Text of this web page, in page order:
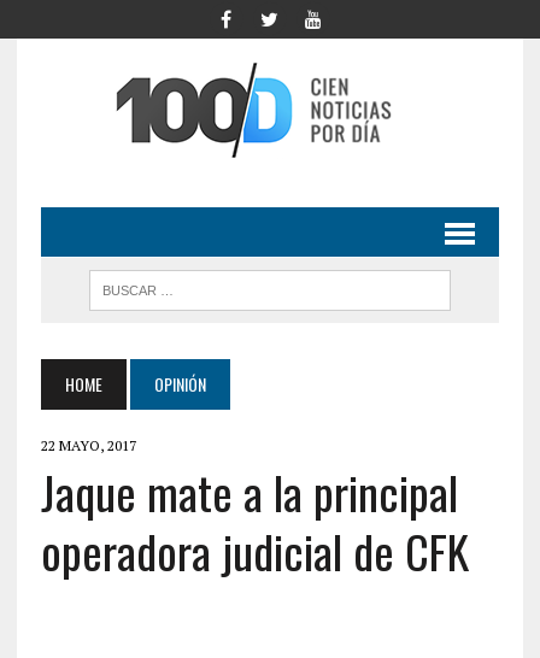
HOME OPINIÓN
22 MAYO, 2017
Jaque mate a la principal
operadora judicial de CFK